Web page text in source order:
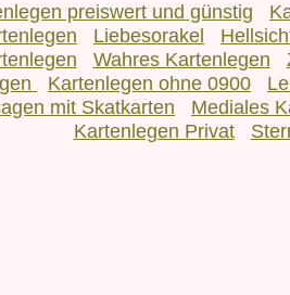
preiswert und günstig
Liebesorakel
Wahres Kartenlegen
Kartenlegen ohne 0900
mit Skatkarten
Mediales
Kartenlegen Privat